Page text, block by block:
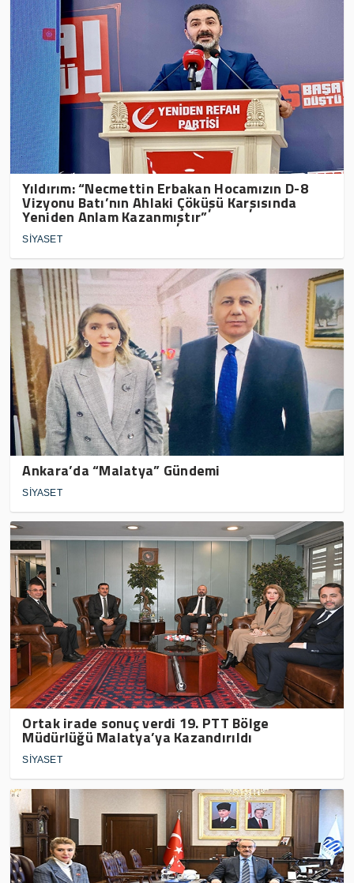
Yıldırım: “Necmettin Erbakan Hocamızın D-8
Vizyonu Batı’nın Ahlaki Çöküşü Karşısında
Yeniden Anlam Kazanmıştır”
SİYASET
Ankara’da “Malatya” Gündemi
SİYASET
Ortak irade sonuç verdi 19. PTT Bölge
Müdürlüğü Malatya’ya Kazandırıldı
SİYASET